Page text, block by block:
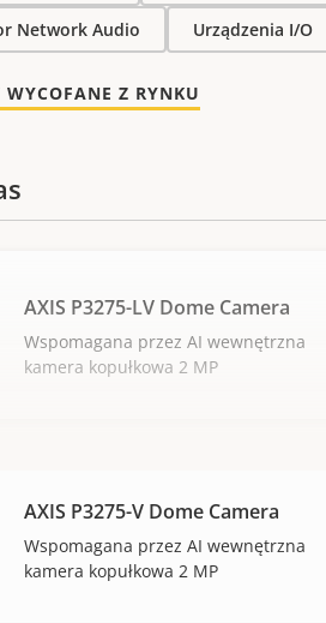
Network Audio Urządzenia I/O
Z RYNKU
AXIS P3275-LV Dome Camera
Wspomagana przez AI wewnętrzna
kamera kopułkowa 2 MP
AXIS P3275-V Dome Camera
Wspomagana przez AI wewnętrzna
kamera kopułkowa 2 MP
POKAŻ